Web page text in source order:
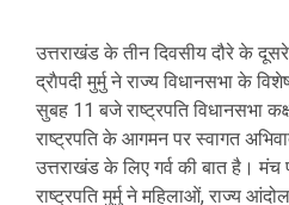
उत्तराखंड के तीन दिवसीय दौरे के
द्राैपदी मुर्मु ने राज्य विधानसभा के
सुबह 11 बजे राष्ट्रपति विधानसभा
राष्ट्रपति के आगमन पर स्वागत
उत्तराखंड के लिए गर्व की बात है। मंच
राष्ट्रपति मुर्मु ने महिलाओं, राज्य